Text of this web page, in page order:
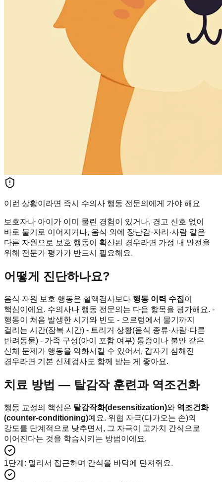
이런 상황이라면 즉시 수의사 행동 전문의에게 가야 해요
보호자나 아이가 이미 물린 경험이 있거나, 경고 신호 없이
바로 물기로 이어지거나, 음식 외에 장난감·자리·사람 같은
다른 자원으로 보호 행동이 확산된 경우라면 가정 내 안전을
위해 전문가 평가가 반드시 필요해요.
어떻게 진단하나요?
음식 자원 보호 행동은 혈액검사보다 행동 이력 수집이
핵심이에요. 수의사나 행동 전문의는 다음 항목을 평가해요. -
행동이 처음 발생한 시기와 빈도 - 으르렁에서 물기까지
걸리는 시간(잠복 시간) - 트리거 상황(음식 종류·사람·다른
반려동물) - 가족 구성(아이 포함 여부) 통증이나 불안 같은
신체 문제가 행동을 악화시킬 수 있어서, 갑자기 심해진
경우라면 기본 신체검사도 함께 받는 게 좋아요.
치료 방법 — 탈감작 훈련과 역조건화
행동 교정의 핵심은 탈감작화(desensitization)와 역조건화
(counter-conditioning)예요. 위협 자극(다가오는 손)의
강도를 단계적으로 낮추면서, 그 자극이 고가치 간식으로
이어진다는 것을 학습시키는 방법이에요.
1단계 : 멀리서 접근하며 간식을 바닥에 던져줘요.